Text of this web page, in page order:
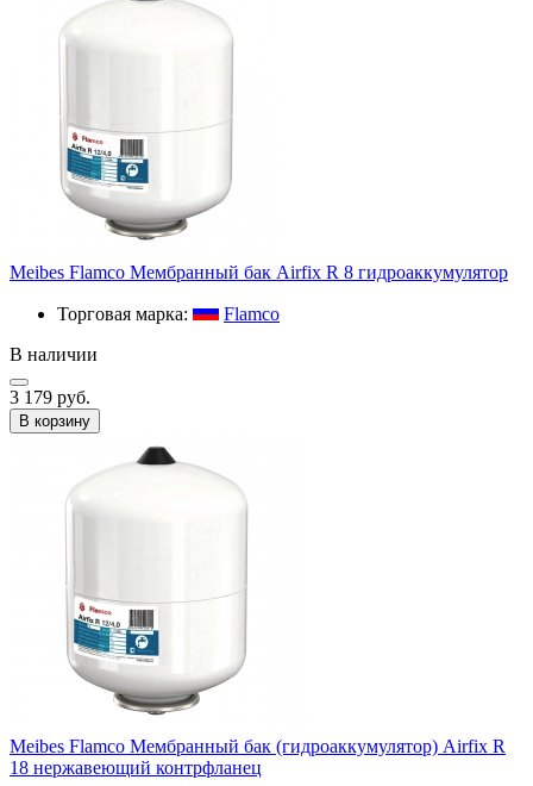
Meibes Flamco Мембранный бак Airfix R 8 гидроаккумулятор
Торговая марка:
Flamco
В наличии
3 179 руб.
В корзину
Meibes Flamco Мембранный бак (гидроаккумулятор) Airfix R
18 нержавеющий контрфланец